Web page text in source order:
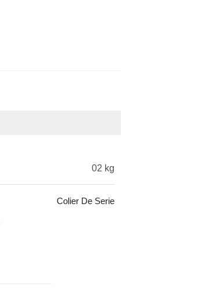
02 kg
Colier De Serie